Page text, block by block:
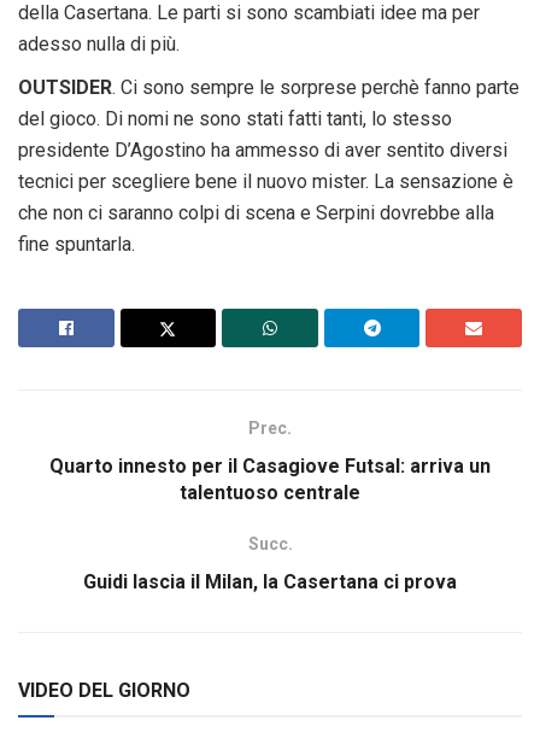
della Casertana. Le parti si sono scambiati idee ma per
adesso nulla di più.
OUTSIDER. Ci sono sempre le sorprese perchè fanno parte
del gioco. Di nomi ne sono stati fatti tanti, lo stesso
presidente D’Agostino ha ammesso di aver sentito diversi
tecnici per scegliere bene il nuovo mister. La sensazione è
che non ci saranno colpi di scena e Serpini dovrebbe alla
fine spuntarla.
Prec.
Quarto innesto per il Casagiove Futsal: arriva un
talentuoso centrale
Succ.
Guidi lascia il Milan, la Casertana ci prova
VIDEO DEL GIORNO